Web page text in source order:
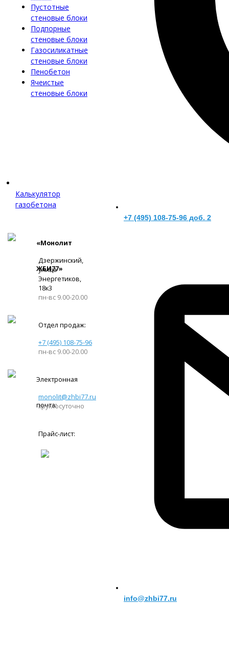
Пустотные
стеновые блоки
Подпорные
стеновые блоки
Газосиликатные
стеновые блоки
Пенобетон
Ячеистые
стеновые блоки
Калькулятор
газобетона
«Монолит
ЖБИ77»
Дзержинский,
улица
Энергетиков,
18к3
пн-вс 9.00-20.00
Отдел продаж:
+7 (495) 108-75-96
пн-вс 9.00-20.00
Электронная
почта:
monolit@zhbi77.ru
круглосуточно
Прайс-лист:
+7 (495) 108-75-96 доб. 2
info@zhbi77.ru